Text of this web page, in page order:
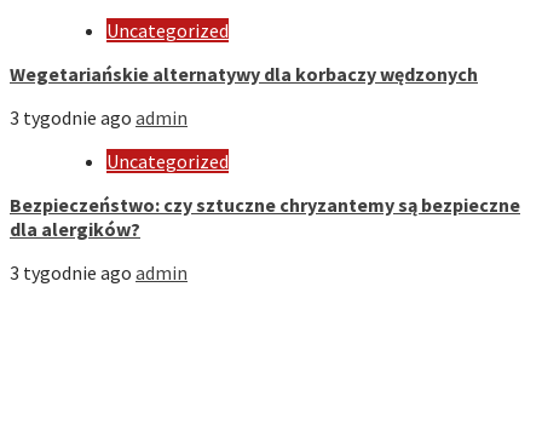
Uncategorized
Wegetariańskie alternatywy dla korbaczy wędzonych
3 tygodnie ago admin
Uncategorized
Bezpieczeństwo: czy sztuczne chryzantemy są bezpieczne
dla alergików?
3 tygodnie ago admin